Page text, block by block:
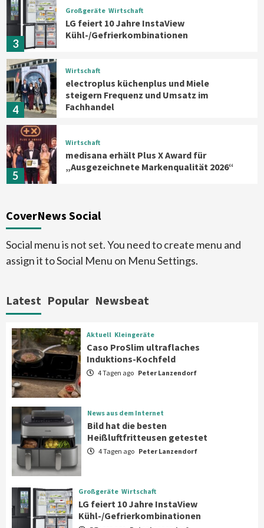
3
Großgeräte Wirtschaft
LG feiert 10 Jahre InstaView
Kühl-/Gefrierkombinationen
4
Wirtschaft
electroplus küchenplus und Miele
steigern Frequenz und Umsatz im
Fachhandel
5
Wirtschaft
medisana erhält Plus X Award für
„Ausgezeichnete Markenqualität 2026“
6
Verbraucher setzen immer mehr auf
7
Angeboten
1
Aktuell Kleingeräte
Caso ProSlim ultraflaches Induktions-
Kochfeld
News aus dem Internet
Bild hat die besten Heißluftfritteusen
getestet
3
Großgeräte
LG feiert 10 Jahre InstaView
Kühl-/Gefrierkombinationen
CoverNews Social
Social menu is not set. You need to create menu and
assign it to Social Menu on Menu Settings.
Latest Popular Newsbeat
Aktuell Kleingeräte
Caso ProSlim ultraflaches
Induktions-Kochfeld
4 Tagen ago Peter Lanzendorf
News aus dem Internet
Bild hat die besten
Heißluftfritteusen getestet
4 Tagen ago Peter Lanzendorf
Großgeräte Wirtschaft
LG feiert 10 Jahre InstaView
Kühl-/Gefrierkombinationen